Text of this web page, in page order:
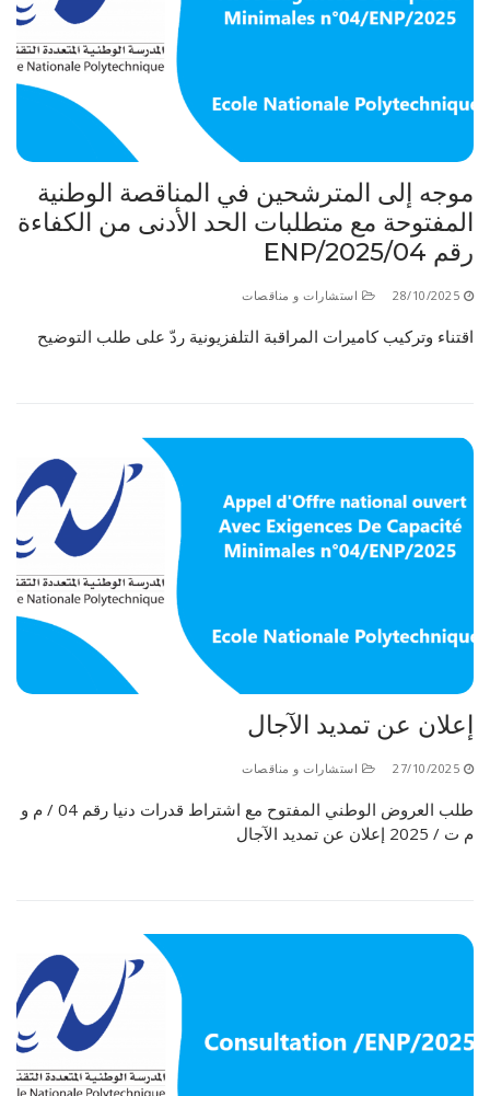
الأقــســــام الـتـحــضـيـريـــة
البرنامج الدراسي
التربصات
الشهادات
نماذج ما بعد التدرج
ميثاق الأداب والأخلاقيات الجامعية
موجه إلى المترشحين في المناقصة الوطنية
المفتوحة مع متطلبات الحد الأدنى من الكفاءة
رقم 04/ENP/2025
28/10/2025 استشارات و مناقصات
اقتناء وتركيب كاميرات المراقبة التلفزيونية ردّ على طلب التوضيح
إعلان عن تمديد الآجال
27/10/2025 استشارات و مناقصات
طلب العروض الوطني المفتوح مع اشتراط قدرات دنيا رقم 04 / م و
م ت / 2025 إعلان عن تمديد الآجال